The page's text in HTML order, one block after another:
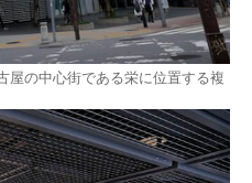
屋の中心街である栄に位置する複